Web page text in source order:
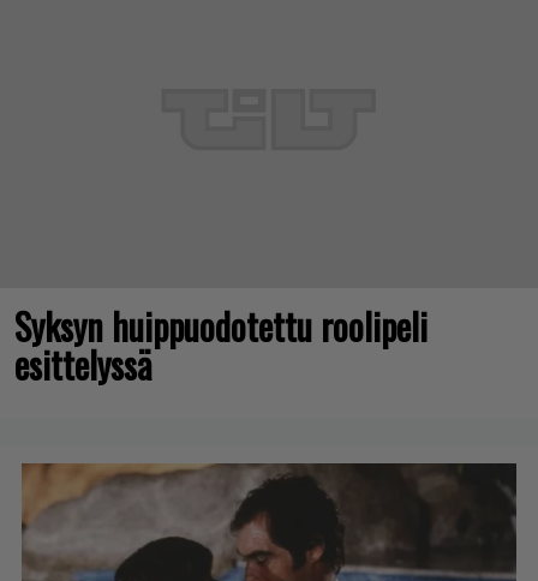
Syksyn huippuodotettu roolipeli
esittelyssä